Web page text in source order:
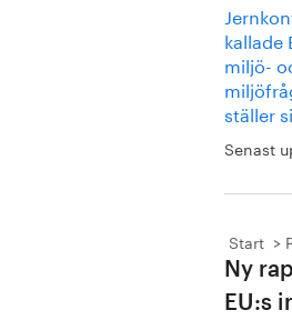
kallade
miljö-
ställer
Senast
Start
Ny
EU:s